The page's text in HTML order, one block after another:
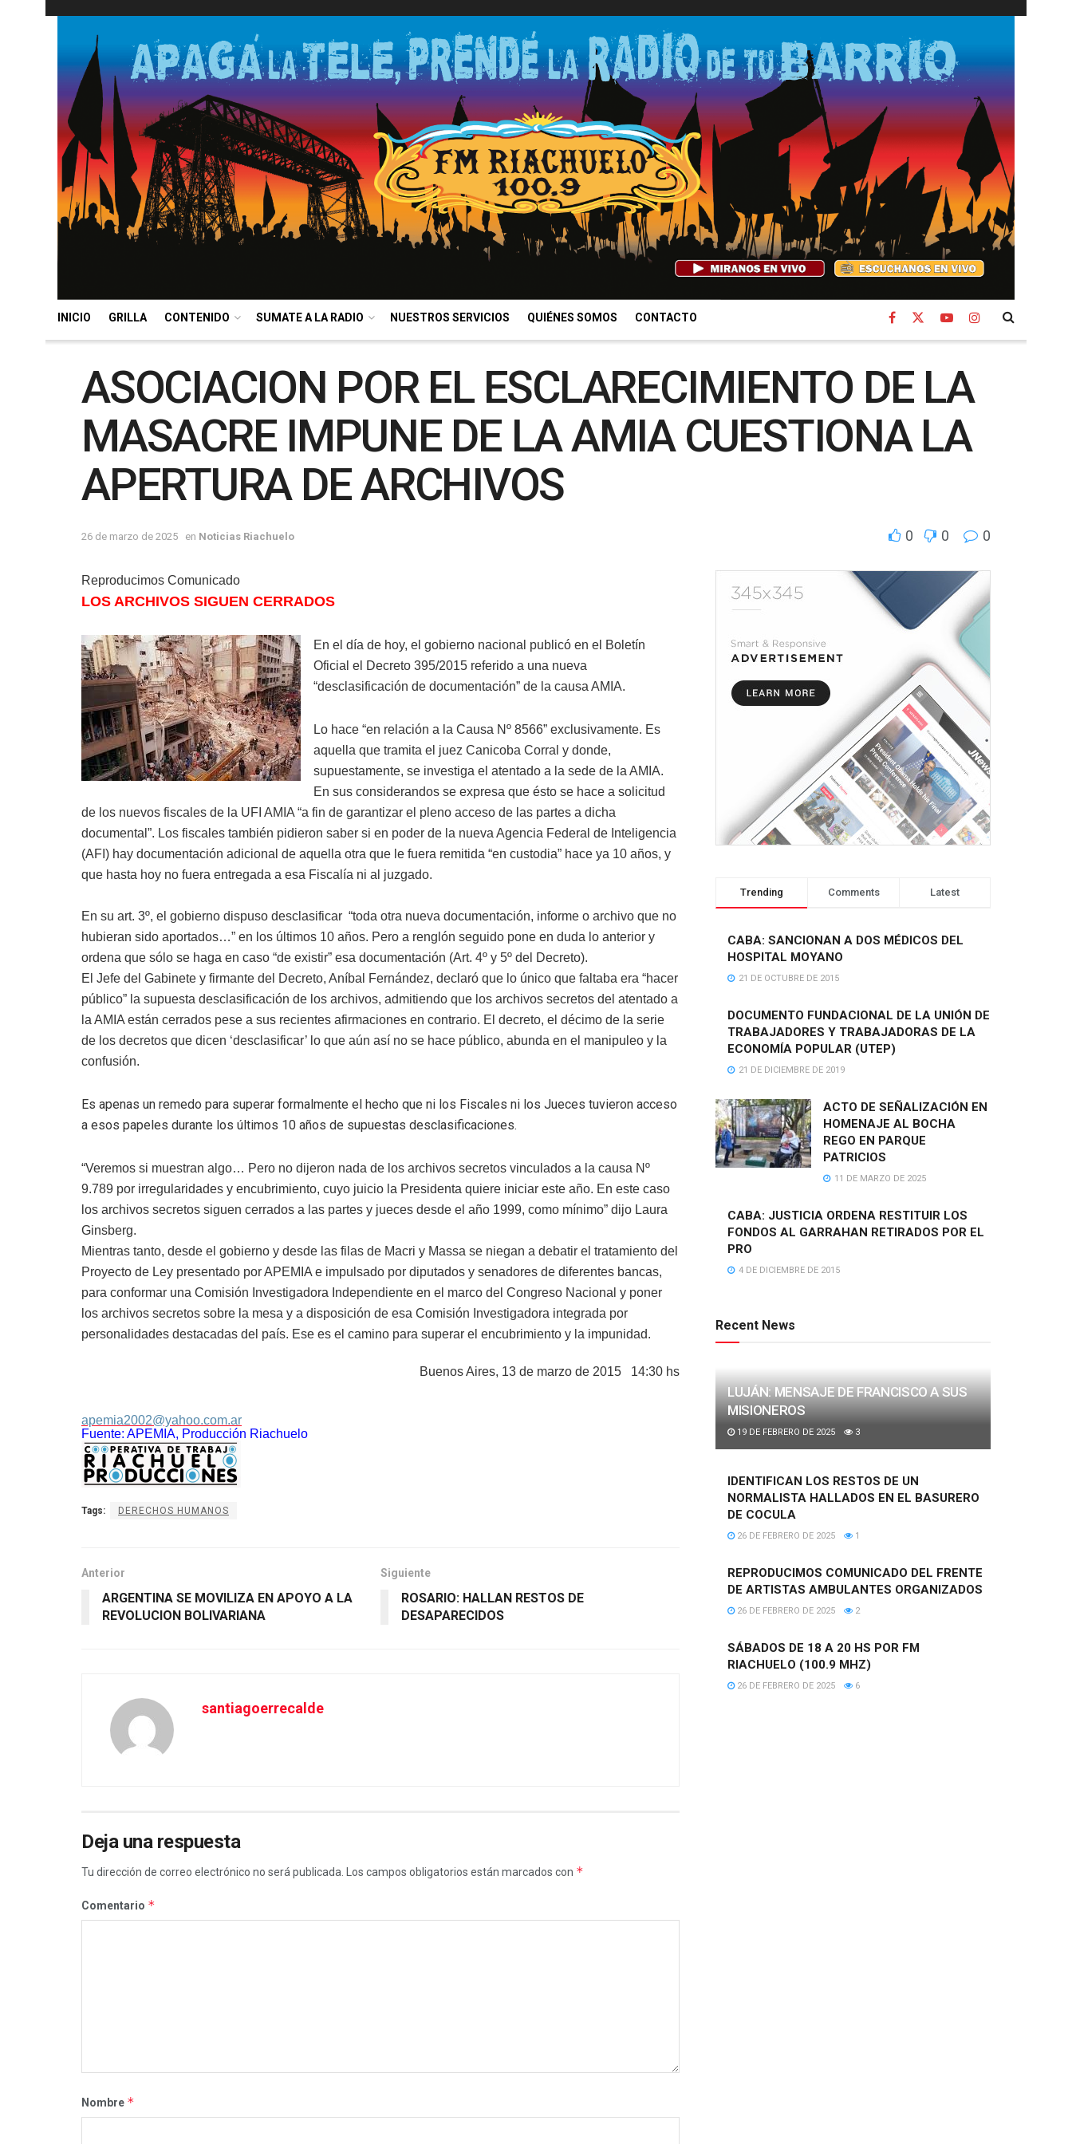
INICIO GRILLA CONTENIDO SUMATE A LA RADIO NUESTROS SERVICIOS QUIÉNES SOMOS CONTACTO
ASOCIACION POR EL ESCLARECIMIENTO DE LA
MASACRE IMPUNE DE LA AMIA CUESTIONA LA
APERTURA DE ARCHIVOS
26 de marzo de 2025 en Noticias Riachuelo 0 0 0
Reproducimos Comunicado
LOS ARCHIVOS SIGUEN CERRADOS
En el día de hoy, el gobierno nacional publicó en el Boletín
Oficial el Decreto 395/2015 referido a una nueva
“desclasificación de documentación” de la causa AMIA.
Lo hace “en relación a la Causa Nº 8566” exclusivamente. Es
aquella que tramita el juez Canicoba Corral y donde,
supuestamente, se investiga el atentado a la sede de la AMIA.
En sus considerandos se expresa que ésto se hace a solicitud
de los nuevos fiscales de la UFI AMIA “a fin de garantizar el pleno acceso de las partes a dicha
documental”. Los fiscales también pidieron saber si en poder de la nueva Agencia Federal de Inteligencia
(AFI) hay documentación adicional de aquella otra que le fuera remitida “en custodia” hace ya 10 años, y
que hasta hoy no fuera entregada a esa Fiscalía ni al juzgado.
En su art. 3º, el gobierno dispuso desclasificar “toda otra nueva documentación, informe o archivo que no
hubieran sido aportados…” en los últimos 10 años. Pero a renglón seguido pone en duda lo anterior y
ordena que sólo se haga en caso “de existir” esa documentación (Art. 4º y 5º del Decreto).
El Jefe del Gabinete y firmante del Decreto, Aníbal Fernández, declaró que lo único que faltaba era “hacer
público” la supuesta desclasificación de los archivos, admitiendo que los archivos secretos del atentado a
la AMIA están cerrados pese a sus recientes afirmaciones en contrario. El decreto, el décimo de la serie
de los decretos que dicen ‘desclasificar’ lo que aún así no se hace público, abunda en el manipuleo y la
confusión.
Es apenas un remedo para superar formalmente el hecho que ni los Fiscales ni los Jueces tuvieron acceso
a esos papeles durante los últimos 10 años de supuestas desclasificaciones.
“Veremos si muestran algo… Pero no dijeron nada de los archivos secretos vinculados a la causa Nº
9.789 por irregularidades y encubrimiento, cuyo juicio la Presidenta quiere iniciar este año. En este caso
los archivos secretos siguen cerrados a las partes y jueces desde el año 1999, como mínimo” dijo Laura
Ginsberg.
Mientras tanto, desde el gobierno y desde las filas de Macri y Massa se niegan a debatir el tratamiento del
Proyecto de Ley presentado por APEMIA e impulsado por diputados y senadores de diferentes bancas,
para conformar una Comisión Investigadora Independiente en el marco del Congreso Nacional y poner
los archivos secretos sobre la mesa y a disposición de esa Comisión Investigadora integrada por
personalidades destacadas del país. Ese es el camino para superar el encubrimiento y la impunidad.
Buenos Aires, 13 de marzo de 2015 14:30 hs
apemia2002@yahoo.com.ar
Fuente: APEMIA, Producción Riachuelo
Tags: DERECHOS HUMANOS
Anterior
ARGENTINA SE MOVILIZA EN APOYO A LA
REVOLUCION BOLIVARIANA
Siguiente
ROSARIO: HALLAN RESTOS DE
DESAPARECIDOS
santiagoerrecalde
Deja una respuesta
Tu dirección de correo electrónico no será publicada. Los campos obligatorios están marcados con *
Comentario *
Nombre *
Trending Comments Latest
CABA: SANCIONAN A DOS MÉDICOS DEL
HOSPITAL MOYANO
21 DE OCTUBRE DE 2015
DOCUMENTO FUNDACIONAL DE LA UNIÓN DE
TRABAJADORES Y TRABAJADORAS DE LA
ECONOMÍA POPULAR (UTEP)
21 DE DICIEMBRE DE 2019
ACTO DE SEÑALIZACIÓN EN
HOMENAJE AL BOCHA
REGO EN PARQUE
PATRICIOS
11 DE MARZO DE 2025
CABA: JUSTICIA ORDENA RESTITUIR LOS
FONDOS AL GARRAHAN RETIRADOS POR EL
PRO
4 DE DICIEMBRE DE 2015
Recent News
LUJÁN: MENSAJE DE FRANCISCO A SUS
MISIONEROS
19 DE FEBRERO DE 2025 3
IDENTIFICAN LOS RESTOS DE UN
NORMALISTA HALLADOS EN EL BASURERO
DE COCULA
26 DE FEBRERO DE 2025 1
REPRODUCIMOS COMUNICADO DEL FRENTE
DE ARTISTAS AMBULANTES ORGANIZADOS
26 DE FEBRERO DE 2025 2
SÁBADOS DE 18 A 20 HS POR FM
RIACHUELO (100.9 MHZ)
26 DE FEBRERO DE 2025 6